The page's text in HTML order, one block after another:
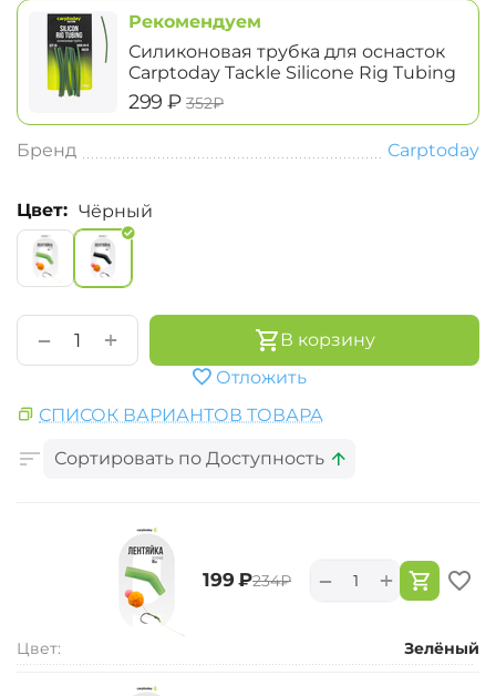
Рекомендуем
Силиконовая трубка для оснасток
Carptoday Tackle Silicone Rig Tubing
‍299‍ ₽ ‍352‍₽
Бренд Carptoday
Цвет: Чёрный
+
−
В корзину
Отложить
СПИСОК ВАРИАНТОВ ТОВАРА
Сортировать по Доступность
‍199‍ ₽‍234‍₽ +
−
Цвет: Зелёный